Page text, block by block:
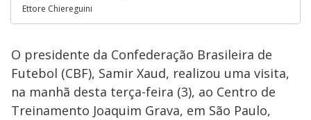
Ettore Chiereguini
O presidente da Confederação Brasileira de
Futebol (CBF), Samir Xaud, realizou uma visita,
na manhã desta terça-feira (3), ao Centro de
Treinamento Joaquim Grava, em São Paulo,